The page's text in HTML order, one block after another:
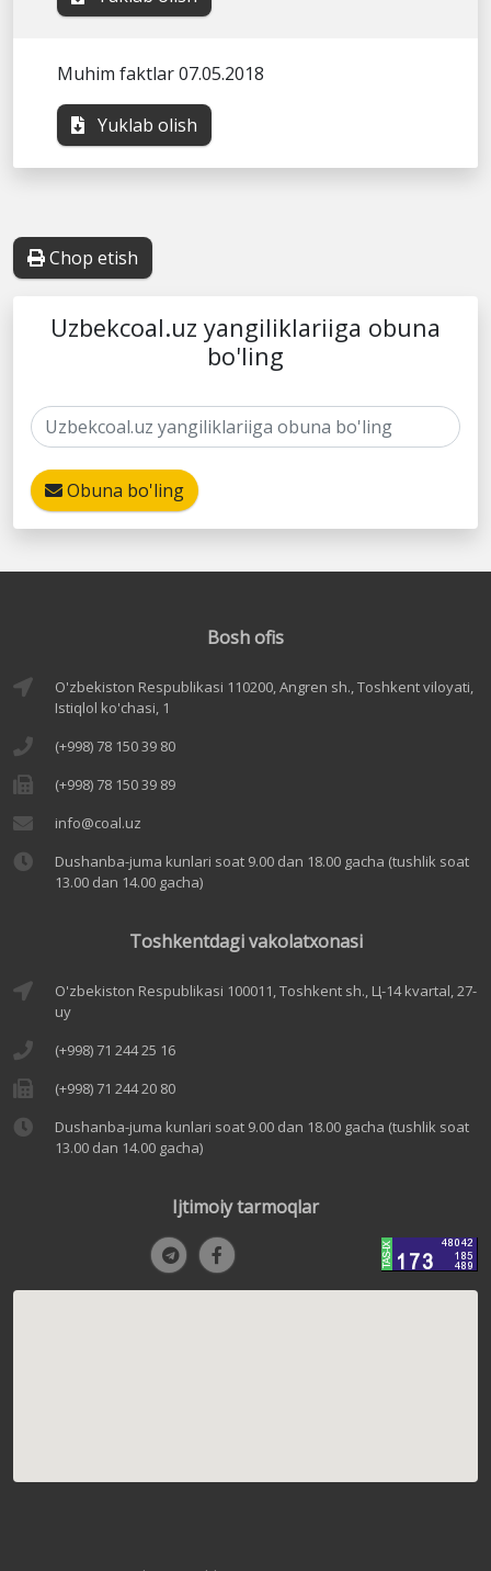
Muhim faktlar 07.05.2018
Yuklab olish
Chop etish
Uzbekcoal.uz yangiliklariiga obuna
bo'ling
Obuna bo'ling
Bosh ofis
O'zbekiston Respublikasi 110200, Angren sh., Toshkent viloyati,
Istiqlol ko'chasi, 1
(+998) 78 150 39 80
(+998) 78 150 39 89
info@coal.uz
Dushanba-juma kunlari soat 9.00 dan 18.00 gacha (tushlik soat
13.00 dan 14.00 gacha)
Toshkentdagi vakolatxonasi
O'zbekiston Respublikasi 100011, Toshkent sh., Ц-14 kvartal, 27-
uy
(+998) 71 244 25 16
(+998) 71 244 20 80
Dushanba-juma kunlari soat 9.00 dan 18.00 gacha (tushlik soat
13.00 dan 14.00 gacha)
Ijtimoiy tarmoqlar